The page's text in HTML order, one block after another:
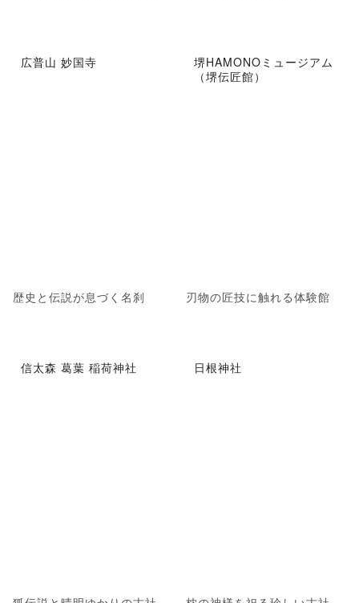
広普山 妙国寺
歴史と伝説が息づく名刹
堺HAMONOミュージアム
（堺伝匠館）
刃物の匠技に触れる体験館
信太森 葛葉 稲荷神社 日根神社